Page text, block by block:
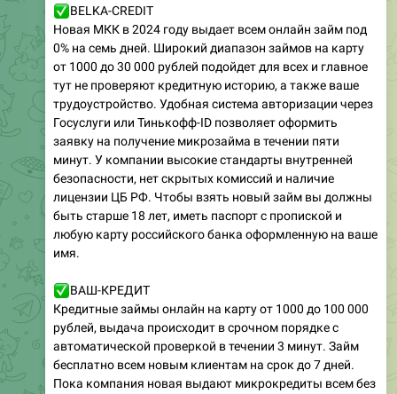
BELKA-CREDIT
Новая МКК в 2024 году выдает всем онлайн займ под
0% на семь дней. Широкий диапазон займов на карту
от 1000 до 30 000 рублей подойдет для всех и главное
тут не проверяют кредитную историю, а также ваше
трудоустройство. Удобная система авторизации через
Госуслуги или Тинькофф-ID позволяет оформить
заявку на получение микрозайма в течении пяти
минут. У компании высокие стандарты внутренней
безопасности, нет скрытых комиссий и наличие
лицензии ЦБ РФ. Чтобы взять новый займ вы должны
быть старше 18 лет, иметь паспорт с пропиской и
любую карту российского банка оформленную на ваше
имя.
ВАШ-КРЕДИТ
Кредитные займы онлайн на карту от 1000 до 100 000
рублей, выдача происходит в срочном порядке с
автоматической проверкой в течении 3 минут. Займ
бесплатно всем новым клиентам на срок до 7 дней.
Пока компания новая выдают микрокредиты всем без